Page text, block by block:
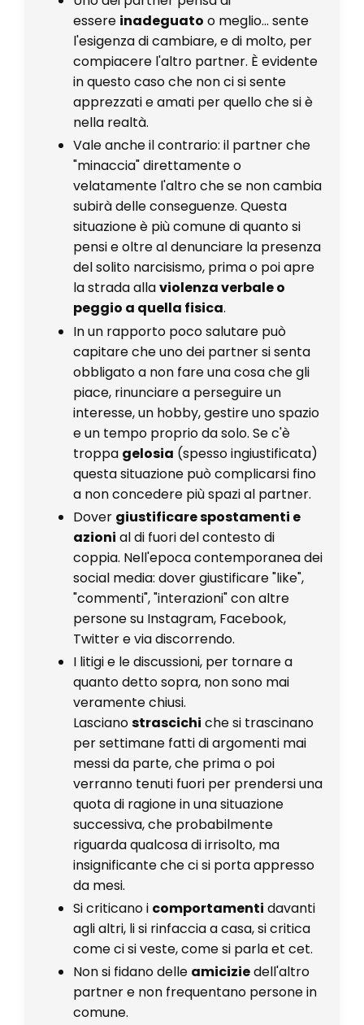
essere inadeguato o meglio... sente
l'esigenza di cambiare, e di molto, per
compiacere l'altro partner. È evidente
in questo caso che non ci si sente
apprezzati e amati per quello che si è
nella realtà.
Vale anche il contrario: il partner che
"minaccia" direttamente o
velatamente l'altro che se non cambia
subirà delle conseguenze. Questa
situazione è più comune di quanto si
pensi e oltre al denunciare la presenza
del solito narcisismo, prima o poi apre
la strada allaviolenza verbale o
peggio a quella fisica.
In un rapporto poco salutare può
capitare che uno dei partner si senta
obbligato a non fare una cosa che gli
piace, rinunciare a perseguire un
interesse, un hobby, gestire uno spazio
e un tempo proprio da solo. Se c'è
troppa gelosia (spesso ingiustificata)
questa situazione può complicarsi fino
a non concedere più spazi al partner.
Dover giustificare spostamenti e
azioni al di fuori del contesto di
coppia. Nell'epoca contemporanea dei
social media: dover giustificare "like",
"commenti", "interazioni" con altre
persone su Instagram, Facebook,
Twitter e via discorrendo.
I litigi e le discussioni, per tornare a
quanto detto sopra, non sono mai
veramente chiusi.
Lascianostrascichi che si trascinano
per settimane fatti di argomenti mai
messi da parte, che prima o poi
verranno tenuti fuori per prendersi una
quota di ragione in una situazione
successiva, che probabilmente
riguarda qualcosa di irrisolto, ma
insignificante che ci si porta appresso
da mesi.
Si criticano i comportamenti davanti
agli altri, li si rinfaccia a casa, si critica
come ci si veste, come si parla et cet.
Non si fidano delle amiciziedell'altro
partner e non frequentano persone in
comune.